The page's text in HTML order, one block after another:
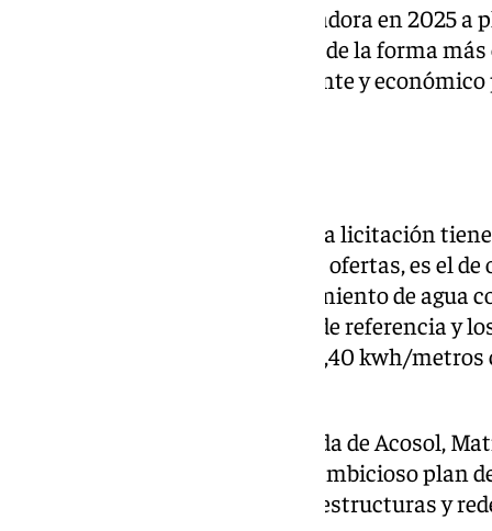
«Vamos a contar con una desaladora en 2025
desde Acosol queremos hacerlo de la forma
energético para el medio ambiente y
El objetivo de este proyecto, cuya licitación
de 2025 para la presentación de ofertas, es el
energéticos en la línea de tratamiento de agua
en cuenta la producción anual de referencia y
tiene que ser como mínimo de 1,40 kwh/
Al respecto, la consejera delegada de Acosol,
este proyecto «forma parte del ambicioso plan
la ampliación y mejora de infraestructuras y